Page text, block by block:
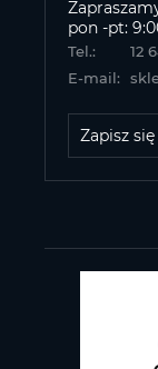
pon -pt:
Tel.:
12
E-mail:
Zapisz